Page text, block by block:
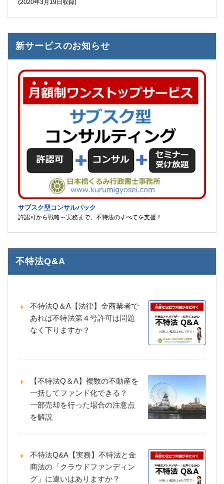
(2020年3月19日収録)
新サービスのお知らせ
サブスク型コンサルパック
許認可から戦略～実務まで、不特法のすべてを支援！
不特法Q&A
不特法Q＆A【法律】金商業者で
あれば不特法第４号許可は問題
なく下りますか？
【不特法Q＆A】複数の不動産を
一括してファンド化できる？
一部売却を行った場合の注意点
を解説
不特法Q&A【実務】不特法と金
商法の「クラウドファンディン
グ」に違いはありますか？